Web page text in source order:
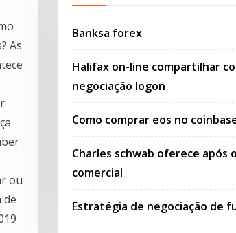
As
ou
de
Banksa forex
Halifax on-line compartilhar
negociação logon
Como comprar eos no
Charles schwab oferece após
comercial
Estratégia de negociação de